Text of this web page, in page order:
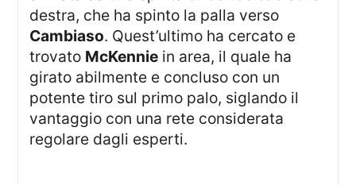
destra, che ha spinto la palla verso
Cambiaso. Quest’ultimo ha cercato e
trovato McKennie in area, il quale ha
girato abilmente e concluso con un
potente tiro sul primo palo, siglando il
vantaggio con una rete considerata
regolare dagli esperti.